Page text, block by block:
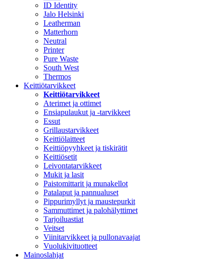
ID Identity
Jalo Helsinki
Leatherman
Matterhorn
Neutral
Printer
Pure Waste
South West
Thermos
Keittiötarvikkeet
Keittiötarvikkeet
Aterimet ja ottimet
Ensiapulaukut ja -tarvikkeet
Essut
Grillaustarvikkeet
Keittiölaitteet
Keittiöpyyhkeet ja tiskirätit
Keittiösetit
Leivontatarvikkeet
Mukit ja lasit
Paistomittarit ja munakellot
Patalaput ja pannualuset
Pippurimyllyt ja maustepurkit
Sammuttimet ja palohälyttimet
Tarjoiluastiat
Veitset
Viinitarvikkeet ja pullonavaajat
Vuolukivituotteet
Mainoslahjat